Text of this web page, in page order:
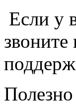
Если у
Полезно